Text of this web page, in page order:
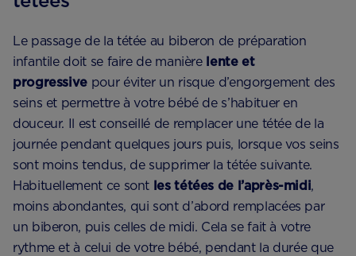
Le passage de la tétée au biberon de préparation
infantile doit se faire de manière lente et
progressive pour éviter un risque d’engorgement des
seins et permettre à votre bébé de s’habituer en
douceur. Il est conseillé de remplacer une tétée de la
journée pendant quelques jours puis, lorsque vos seins
sont moins tendus, de supprimer la tétée suivante.
Habituellement ce sont les tétées de l’après-midi,
moins abondantes, qui sont d’abord remplacées par
un biberon, puis celles de midi. Cela se fait à votre
rythme et à celui de votre bébé, pendant la durée que